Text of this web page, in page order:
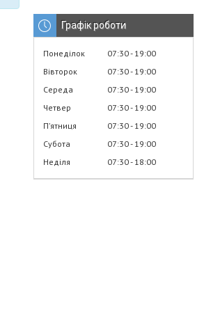
Графік роботи
Понеділок 07:30 19:00
Вівторок
07:30 19:00
Середа
07:30 19:00
Четвер
07:30 19:00
Пʼятниця
07:30 19:00
Субота
07:30 19:00
Неділя
07:30 18:00